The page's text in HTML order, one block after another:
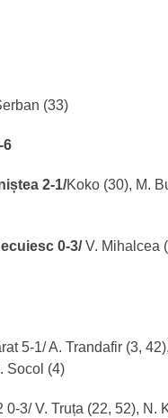
(33)
6
2-1/Koko (30), M.
0-3/V. Mihalcea
5-1/ A. Trandafir (3,
Socol (4)
3/ V. Truța (22, 52), N.